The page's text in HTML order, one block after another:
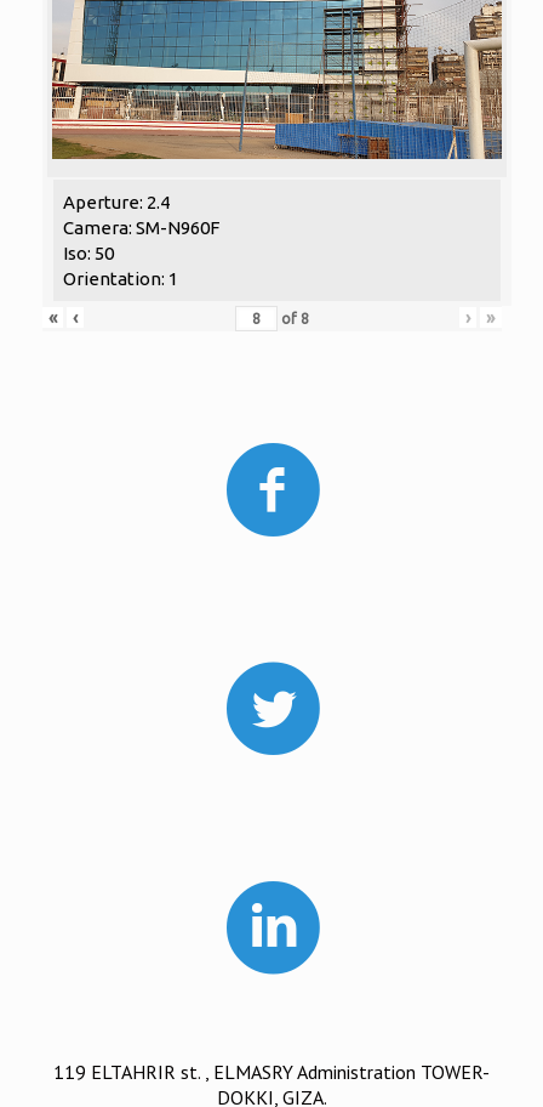
Aperture: 2.4
Camera: SM-N960F
Iso: 50
Orientation: 1
«
‹ of 8 › »
119 ELTAHRIR st. , ELMASRY Administration TOWER-
DOKKI, GIZA.